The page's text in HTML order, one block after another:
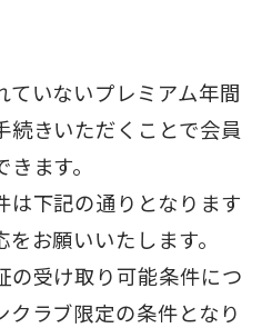
ていないプレミアム年間
続きいただくことで会員
ます。
は下記の通りとなります
お願いいたします。
受け取り可能条件につ
クラブ限定の条件となり